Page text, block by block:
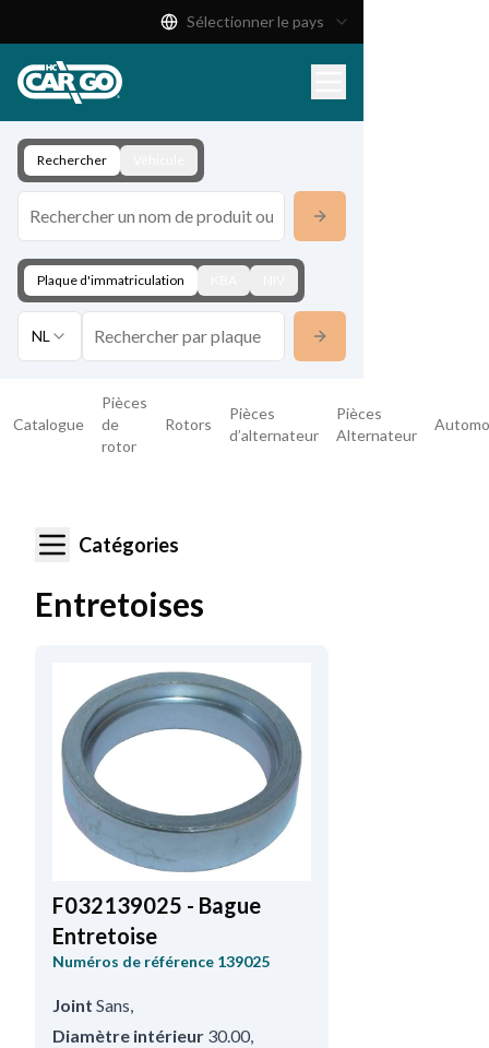
Catalogue de produits
Télécharger
Contact
Sélectionner le pays
Rechercher
Plaque d'immatriculation
NL
Catalogue
Pièces
de
rotor
Rotors
Pièces
d’alternateur
Pièces
Alternateur
Catégories
Entretoises
F032139025 - Bague
Entretoise
Numéros de référence 139025
Joint Sans,
Diamètre intérieur 30.00,